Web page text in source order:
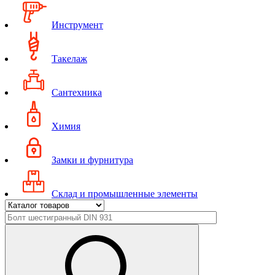
Инструмент
Такелаж
Сантехника
Химия
Замки и фурнитура
Склад и промышленные элементы